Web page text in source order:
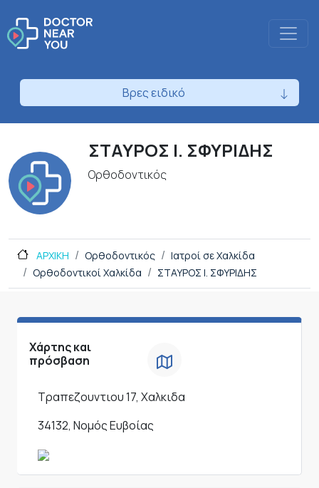
Βρες ειδικό
ΣΤΑΥΡΟΣ Ι. ΣΦΥΡΙΔΗΣ
Ορθοδοντικός
ΑΡΧΙΚΗ Ορθοδοντικός
Ιατροί σε Χαλκίδα
Ορθοδοντικοί Χαλκίδα
ΣΤΑΥΡΟΣ Ι. ΣΦΥΡΙΔΗΣ
Χάρτης και
πρόσβαση
Τραπεζουντιου 17, Χαλκιδα
34132, Νομός Ευβοίας